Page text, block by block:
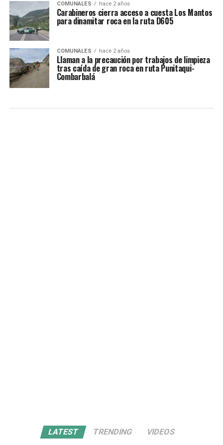
COMUNALES hace 2 años
Carabineros cierra acceso a cuesta Los Mantos
para dinamitar roca en la ruta D605
COMUNALES hace 2 años
Llaman a la precaución por trabajos de limpieza
tras caída de gran roca en ruta Punitaqui-
Combarbalá
LATEST TRENDING VIDEOS